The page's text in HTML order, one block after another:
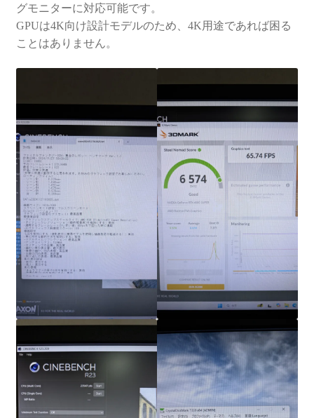
グモニターに対応可能です。
GPUは4K向け設計モデルのため、4K用途であれば困る
ことはありません。